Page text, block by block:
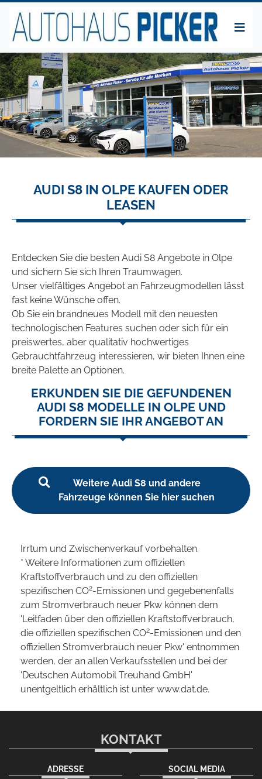
AUDI S8 IN OLPE KAUFEN ODER
LEASEN
Entdecken Sie die besten Audi S8 Angebote in Olpe
und sichern Sie sich Ihren Traumwagen.
Unser vielfältiges Angebot an Fahrzeugmodellen lässt
fast keine Wünsche offen.
Ob Sie ein brandneues Modell mit den neuesten
technologischen Features suchen oder sich für ein
preiswertes, aber qualitativ hochwertiges
Gebrauchtfahrzeug interessieren, wir bieten Ihnen eine
breite Palette an Optionen.
ERKUNDEN SIE DIE GEFUNDENEN
AUDI S8 MODELLE IN OLPE UND
FORDERN SIE IHR ANGEBOT AN
Weitere Audi S8 und andere
Fahrzeuge können Sie hier suchen
Irrtum und Zwischenverkauf vorbehalten.
* Weitere Informationen zum offiziellen
Kraftstoffverbrauch und zu den offiziellen
spezifischen CO2-Emissionen und gegebenenfalls
zum Stromverbrauch neuer Pkw können dem
'Leitfaden über den offiziellen Kraftstoffverbrauch,
die offiziellen spezifischen CO2-Emissionen und den
offiziellen Stromverbrauch neuer Pkw' entnommen
werden, der an allen Verkaufsstellen und bei der
'Deutschen Automobil Treuhand GmbH'
unentgeltlich erhältlich ist unter www.dat.de.
KONTAKT
ADRESSE SOCIAL MEDIA